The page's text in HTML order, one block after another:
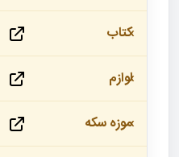
کتاب
لوازم
موزه سکه